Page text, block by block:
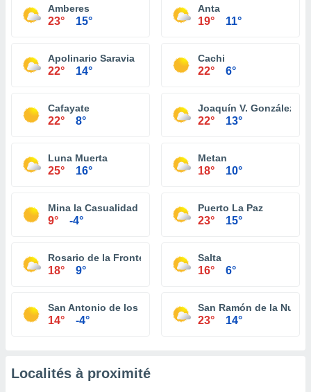
Amberes
23° 15°
Anta
19° 11°
Apolinario Saravia
22° 14°
Cachi
22° 6°
Cafayate
22° 8°
Joaquín V. González
22° 13°
Luna Muerta
25° 16°
Metan
18° 10°
Mina la Casualidad
9° -4°
Puerto La Paz
23° 15°
Rosario de la Frontera
18° 9°
Salta
16° 6°
San Antonio de los Cobres
14° -4°
San Ramón de la
23° 14°
Localités à proximité